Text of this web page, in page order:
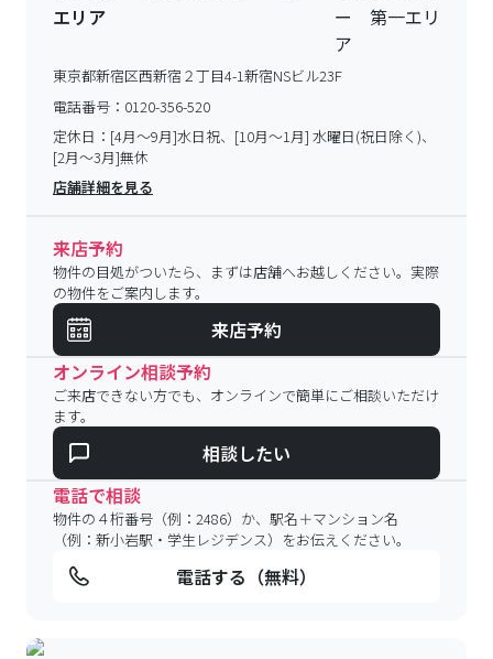
エリア
東京都新宿区西新宿２丁目4-1新宿NSビル23F
電話番号： 0120-356-520
定休日： [4月～9月]水日祝、[10月～1月] 水曜日(祝日除く)、
[2月～3月]無休
店舗詳細を見る
来店予約
物件の目処がついたら、まずは店舗へお越しください。実際
の物件をご案内します。
来店予約
オンライン相談予約
ご来店できない方でも、オンラインで簡単にご相談いただけ
ます。
相談したい
電話で相談
物件の４桁番号（例：2486）か、駅名＋マンション名
（例：新小岩駅・学生レジデンス）をお伝えください。
電話する（無料）